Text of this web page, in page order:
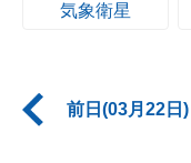
気象衛星
前日(03月22日)